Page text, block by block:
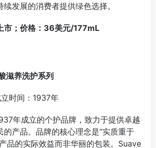
发展的消费者提供绿色选择。
市；价格：36美元/177mL
滋养洗护系列
时间：1937年
年成立的个护品牌，致力于提供卓越
的产品。品牌的核心理念是“实质重于
品的实际效益而非华丽的包装。Suave